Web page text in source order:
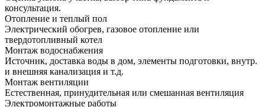
консультация.
Отопление и теплый пол
Электрический обогрев, газовое отопление или
твердотопливный котел
Монтаж водоснабжения
Источник, доставка воды в дом, элементы подготовки, внутр.
и внешняя канализация и т.д.
Монтаж вентиляции
Естественная, принудительная или смешанная вентиляция
Электромонтажные работы